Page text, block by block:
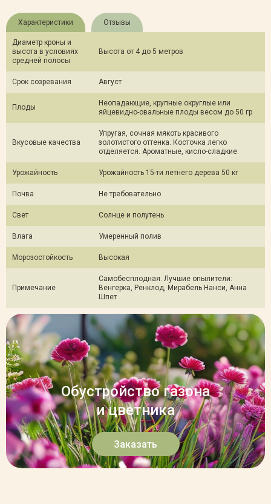
Характеристики Отзывы
Диаметр кроны и
высота в условиях
средней полосы
Высота от 4 до 5 метров
Срок созревания Август
Плоды
Неопадающие, крупные округлые или
яйцевидно-овальные плоды весом до 50 гр
Вкусовые качества
Упругая, сочная мякоть красивого
золотистого оттенка. Косточка легко
отделяется. Ароматные, кисло-сладкие.
Урожайность Урожайность 15-ти летнего дерева 50 кг
Почва Не требовательно
Свет Солнце и полутень
Влага Умеренный полив
Морозостойкость Высокая
Примечание
Самобесплодная. Лучшие опылители:
Венгерка, Ренклод, Мирабель Нанси, Анна
Шпет
Обустройство газона
и цветника
Заказать